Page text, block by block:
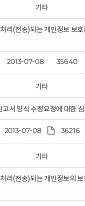
기타
리(전송)되는 개인정보 보호
2013-07-08 35640
기타
고서 양식 수정요청에 대한
2013-07-08 36216
기타
리(전송)되는 개인정보의 보